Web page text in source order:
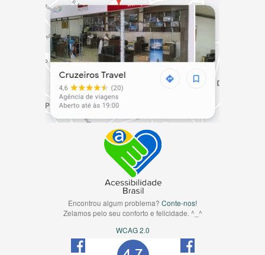
Encontrou algum problema? Conte-nos!
Zelamos pelo seu conforto e felicidade. ^_^
WCAG 2.0